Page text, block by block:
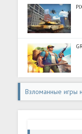
Взломанные игры
линии 98 -шарики